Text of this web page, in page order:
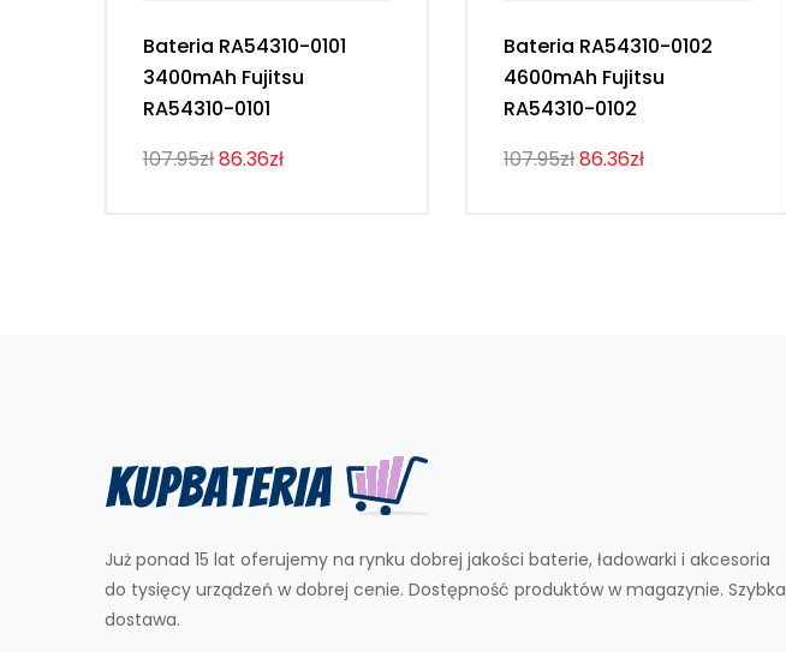
Bateria RA54310-0101
3400mAh Fujitsu
RA54310-0101
107.95zł86.36zł
Bateria RA54310-0102
4600mAh Fujitsu
RA54310-0102
107.95zł86.36zł
Już ponad 15 lat oferujemy na rynku dobrej jakości baterie, ładowarki i akcesoria
do tysięcy urządzeń w dobrej cenie. Dostępność produktów w magazynie. Szybka
dostawa.